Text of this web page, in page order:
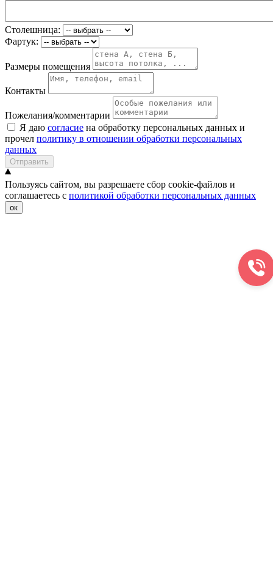
Столешница:
Фартук:
Размеры помещения
Контакты
Пожелания/комментарии
Я даю согласие на обработку персональных данных и
прочел политику в отношении обработки персональных
данных
Отправить
Пользуясь сайтом, вы разрешаете сбор cookie-файлов и
соглашаетесь с политикой обработки персональных данных
ок